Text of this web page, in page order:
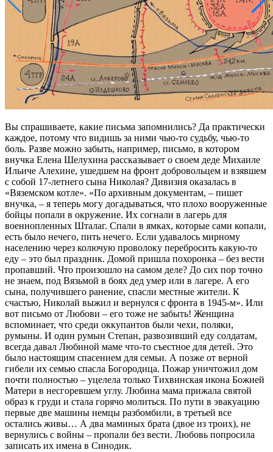
Вы спрашиваете, какие письма запомнились? Да практически
каждое, потому что видишь за ними чью-то судьбу, чью-то
боль. Разве можно забыть, например, письмо, в котором
внучка Елена Шелухина рассказывает о своем деде Михаиле
Ильиче Алехине, ушедшем на фронт добровольцем и взявшем
с собой 17-летнего сына Николая? Дивизия оказалась в
«Вяземском котле». «По архивным документам, – пишет
внучка, – я теперь могу догадываться, что плохо вооруженные
бойцы попали в окружение. Их согнали в лагерь для
военнопленных Шталаг. Спали в ямках, которые сами копали,
есть было нечего, пить нечего. Если удавалось мирному
населению через колючую проволоку перебросить какую-то
еду – это был праздник. Домой пришла похоронка – без вести
пропавший. Что произошло на самом деле? До сих пор точно
не знаем, под Вязьмой в боях дед умер или в лагере. А его
сына, получившего ранение, спасли местные жители. К
счастью, Николай выжил и вернулся с фронта в 1945-м». Или
вот письмо от Любови – его тоже не забыть! Женщина
вспоминает, что среди оккупантов были чехи, поляки,
румыны. И один румын Степан, развозивший еду солдатам,
всегда давал Любиной маме что-то съестное для детей. Это
было настоящим спасением для семьи. А позже от верной
гибели их семью спасла Богородица. Пожар уничтожил дом
почти полностью – уцелела только Тихвинская икона Божией
Матери в несгоревшем углу. Любина мама прижала святой
образ к груди и стала горячо молиться. По пути в эвакуацию
первые две машины немцы разбомбили, в третьей все
остались живы… А два маминых брата (двое из троих), не
вернулись с войны – пропали без вести. Любовь попросила
записать их имена в Синодик.